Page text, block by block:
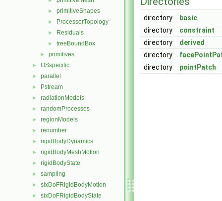
► primitiveShapes
► ProcessorTopology
► Residuals
► treeBoundBox
► primitives
► OSspecific
► parallel
► Pstream
► radiationModels
► randomProcesses
► regionModels
► renumber
► rigidBodyDynamics
► rigidBodyMeshMotion
► rigidBodyState
► sampling
► sixDoFRigidBodyMotion
► sixDoFRigidBodyState
directory
basic
directory
constraint
directory
derived
directory
directory
pointPatch